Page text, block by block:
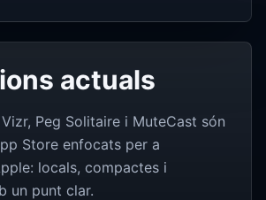
actuals
Vizr, Peg Solitaire i MuteCast són
Store enfocats per a
locals, compactes i
un punt clar.